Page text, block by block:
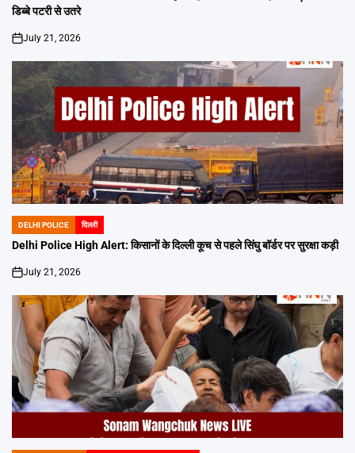
डिब्बे पटरी से उतरे
on
July 21, 2026
POSTED
IN
DELHI POLICE दिल्ली
Delhi Police High Alert: किसानों के दिल्ली कूच से पहले सिंघु बॉर्डर पर सुरक्षा कड़ी
on
July 21, 2026